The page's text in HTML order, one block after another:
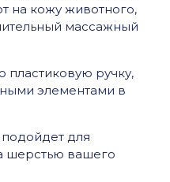
на кожу животного,
массажный
пластиковую ручку,
элементами в
подойдет для
шерстью вашего